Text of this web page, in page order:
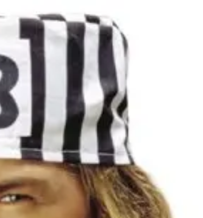
Kategóriák Márkák
Rab sapka
Elérhetőség
Raktáron
Ajánlott korosztály
18 éves kortól 99 éves